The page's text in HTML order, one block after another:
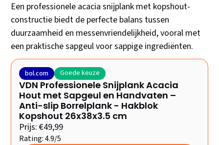
Een professionele acacia snijplank met kopshout-
constructie biedt de perfecte balans tussen
duurzaamheid en messenvriendelijkheid, vooral met
een praktische sapgeul voor sappige ingrediënten.
bol.com Goede keuze
VDN Professionele Snijplank Acacia
Hout met Sapgeul en Handvaten –
Anti-slip Borrelplank - Hakblok
Kopshout 26x38x3.5 cm
Prijs: €49,99
Rating: 4.9/5